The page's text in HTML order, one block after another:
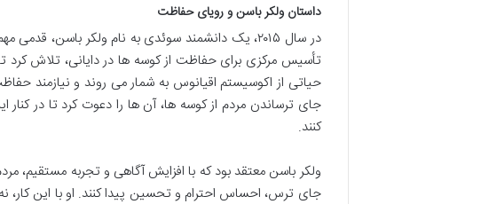
داستان ولکر باسن و رویای حفاظت
در سال ۲۰۱۵، یک دانشمند سوئدی به نام ولکر باسن،
تأسیس مرکزی برای حفاظت از کوسه ها در دایانی، تلاش
حیاتی از اکوسیستم اقیانوس به شمار می روند و نیازمند
جای ترساندن مردم از کوسه ها، آن ها را دعوت کرد تا در
کنند.
ولکر باسن معتقد بود که با افزایش آگاهی و تجربه مستقیم،
جای ترس، احساس احترام و تحسین پیدا کنند. او با این کار،